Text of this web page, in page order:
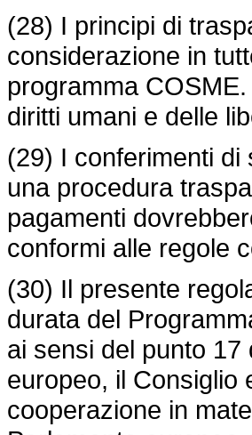
(28) I principi di
considerazione in
programma
diritti umani e delle
(29) I conferimenti
una procedura
pagamenti
conformi alle regole
(30) Il presente
durata del
ai sensi del punto
europeo, il Consiglio
cooperazione in